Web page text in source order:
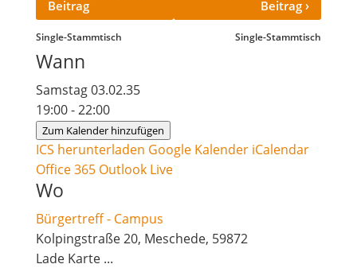
Beitrag
Single-Stammtisch
Beitrag›
Single-Stammtisch
Wann
Samstag 03.02.35
19:00 - 22:00
Zum Kalender hinzufügen
ICS herunterladen Google Kalender iCalendar
Office 365 Outlook Live
Wo
Bürgertreff - Campus
Kolpingstraße 20, Meschede, 59872
Lade Karte ...